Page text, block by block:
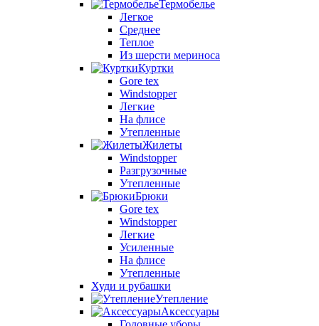
Термобелье
Легкое
Среднее
Теплое
Из шерсти мериноса
Куртки
Gore tex
Windstopper
Легкие
На флисе
Утепленные
Жилеты
Windstopper
Разгрузочные
Утепленные
Брюки
Gore tex
Windstopper
Легкие
Усиленные
На флисе
Утепленные
Худи и рубашки
Утепление
Аксессуары